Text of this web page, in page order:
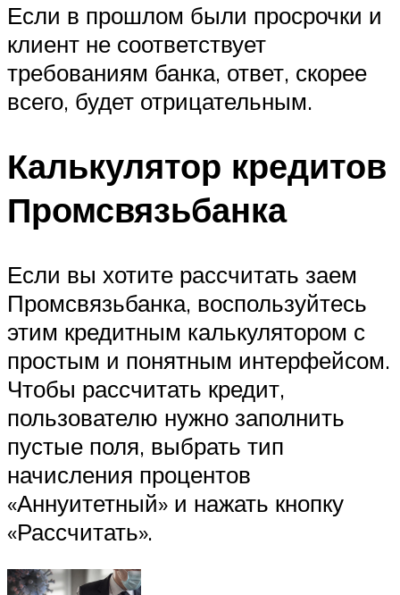
Если в прошлом были просрочки и
клиент не соответствует
требованиям банка, ответ, скорее
всего, будет отрицательным.
Калькулятор кредитов
Промсвязьбанка
Если вы хотите рассчитать заем
Промсвязьбанка, воспользуйтесь
этим кредитным калькулятором с
простым и понятным интерфейсом.
Чтобы рассчитать кредит,
пользователю нужно заполнить
пустые поля, выбрать тип
начисления процентов
«Аннуитетный» и нажать кнопку
«Рассчитать».